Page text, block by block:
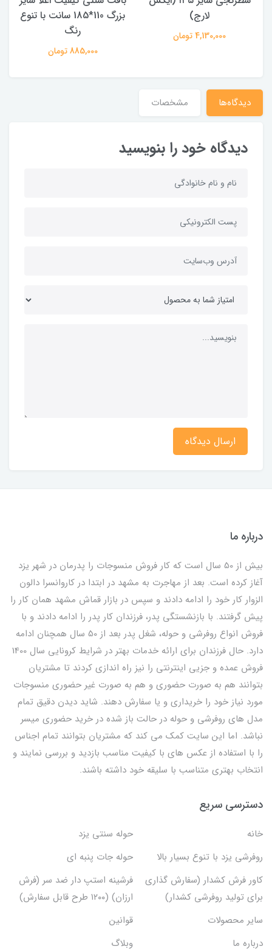
لارج)
4,130,000 تومان
بزرگ 110*185 سانت با تنوع
رنگ
885,000 تومان
دیدگاه‌ها مشخصات
دیدگاه خود را بنویسید
ارسال دیدگاه
درباره ما
بیش از 50 سال است که کار فروش منسوجات را پدرمان در شهر یزد
آغاز کرده است. بعد از مهاجرت به مشهد در ابتدا در کاروانسرا دالون
الزوار کار خود را ادامه دادند و سپس در بازار قماش مشهد همان کار را
پیش گرفتند. با بازنشستگی پدر، فرزندان کار پدر را ادامه دادند و با
فروش انواع روفرشی و حوله، شغل پدر بعد از 50 سال همچنان ادامه
دارد. حال فرزندان برای ارائه خدمات بهتر در شرایط کرونایی سال 1400
فروش عمده و جزیی اینترنتی را نیز راه اندازی کردند تا مشتریان
بتوانند هم به صورت حضوری و هم به صورت غیر حضوری منسوجات
مورد نیاز خود را خریداری و یا سفارش دهند. شاید دیدن دقیق تمام
مدل های روفرشی و حوله در حالت باز شده در خرید حضوری میسر
نباشد. اما این سایت کمک می کند که مشتریان بتوانند تمام اجناس
را با استفاده از عکس های با کیفیت مناسب بازدید و بررسی نمایند و
انتخاب بهتری متناسب با سلیقه خود داشته باشند.
دسترسی سریع
خانه
حوله سنتی یزد
روفرشی یزد با تنوع بسیار بالا
حوله جات پنبه ای
کاور فرش کشدار (سفارش گذاری
برای تولید روفرشی کشدار)
فرشینه استپ دار ضد سر (فرش
ارزان) (۱۲۰۰ طرح قابل سفارش)
سایر محصولات
قوانین
درباره ما
وبلاگ